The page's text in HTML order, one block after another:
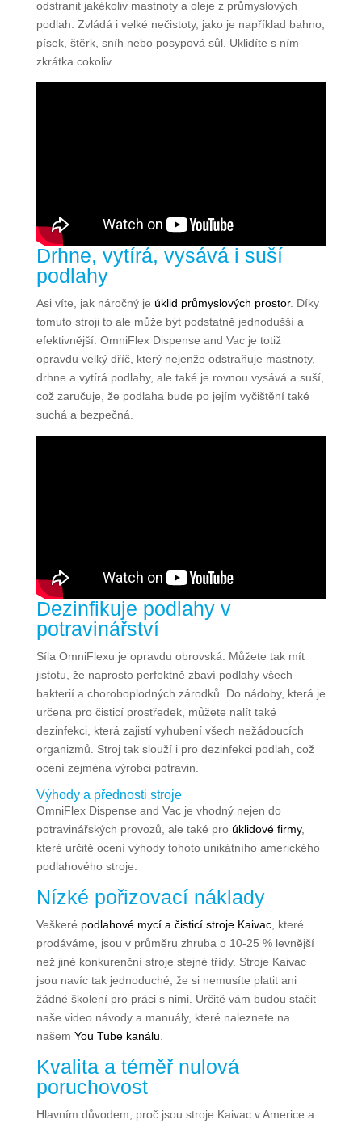
odstranit jakékoliv mastnoty a oleje z průmyslových
podlah. Zvládá i velké nečistoty, jako je například bahno,
písek, štěrk, sníh nebo posypová sůl. Uklidíte s ním
zkrátka cokoliv.
Drhne, vytírá, vysává i suší
podlahy
Asi víte, jak náročný je úklid průmyslových prostor. Díky
tomuto stroji to ale může být podstatně jednodušší a
efektivnější. OmniFlex Dispense and Vac je totiž
opravdu velký dříč, který nejenže odstraňuje mastnoty,
drhne a vytírá podlahy, ale také je rovnou vysává a suší,
což zaručuje, že podlaha bude po jejím vyčištění také
suchá a bezpečná.
Dezinfikuje podlahy v
potravinářství
Síla OmniFlexu je opravdu obrovská. Můžete tak mít
jistotu, že naprosto perfektně zbaví podlahy všech
bakterií a choroboplodných zárodků. Do nádoby, která je
určena pro čisticí prostředek, můžete nalít také
dezinfekci, která zajistí vyhubení všech nežádoucích
organizmů. Stroj tak slouží i pro dezinfekci podlah, což
ocení zejména výrobci potravin.
Výhody a přednosti stroje
OmniFlex Dispense and Vac je vhodný nejen do
potravinářských provozů, ale také pro úklidové firmy,
které určitě ocení výhody tohoto unikátního amerického
podlahového stroje.
Nízké pořizovací náklady
Veškeré podlahové mycí a čisticí stroje Kaivac, které
prodáváme, jsou v průměru zhruba o 10-25 % levnější
než jiné konkurenční stroje stejné třídy. Stroje Kaivac
jsou navíc tak jednoduché, že si nemusíte platit ani
žádné školení pro práci s nimi. Určitě vám budou stačit
naše video návody a manuály, které naleznete na
našem You Tube kanálu
Kvalita a téměř nulová
poruchovost
Hlavním důvodem, proč jsou stroje Kaivac v Americe a